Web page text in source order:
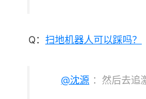
Q： 扫地机器人可以踩吗？
@沈源 ：然后去追